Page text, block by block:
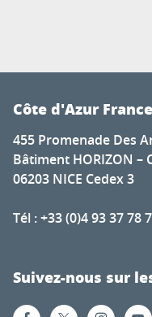
Côte d'Azur
455 Promenade Des
Bâtiment HORIZON –
06203 NICE Cedex 3
Tél : +33 (0)4 93 37 78
Suivez-nous sur